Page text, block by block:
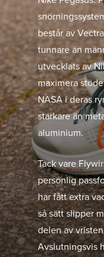
består av
tunnare än
utvecklats av
maximera
NASA i deras
starkare än
aluminium.
Tack vare
personlig
har fått extra
så sätt slipper
delen av
Avslutningsvis